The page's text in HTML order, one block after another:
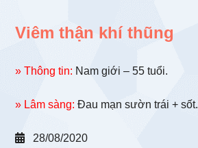
Viêm thận khí thũng
» Thông tin: Nam giới – 55 tuổi.
» Lâm sàng: Đau mạn sườn trái + sốt.
28/08/2020